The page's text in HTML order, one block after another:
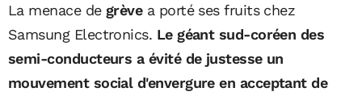
La menace de grèvea porté ses fruits chez
Samsung Electronics. Le géant sud-coréen des
semi-conducteurs a évité de justesse un
mouvement social d'envergure en acceptant de